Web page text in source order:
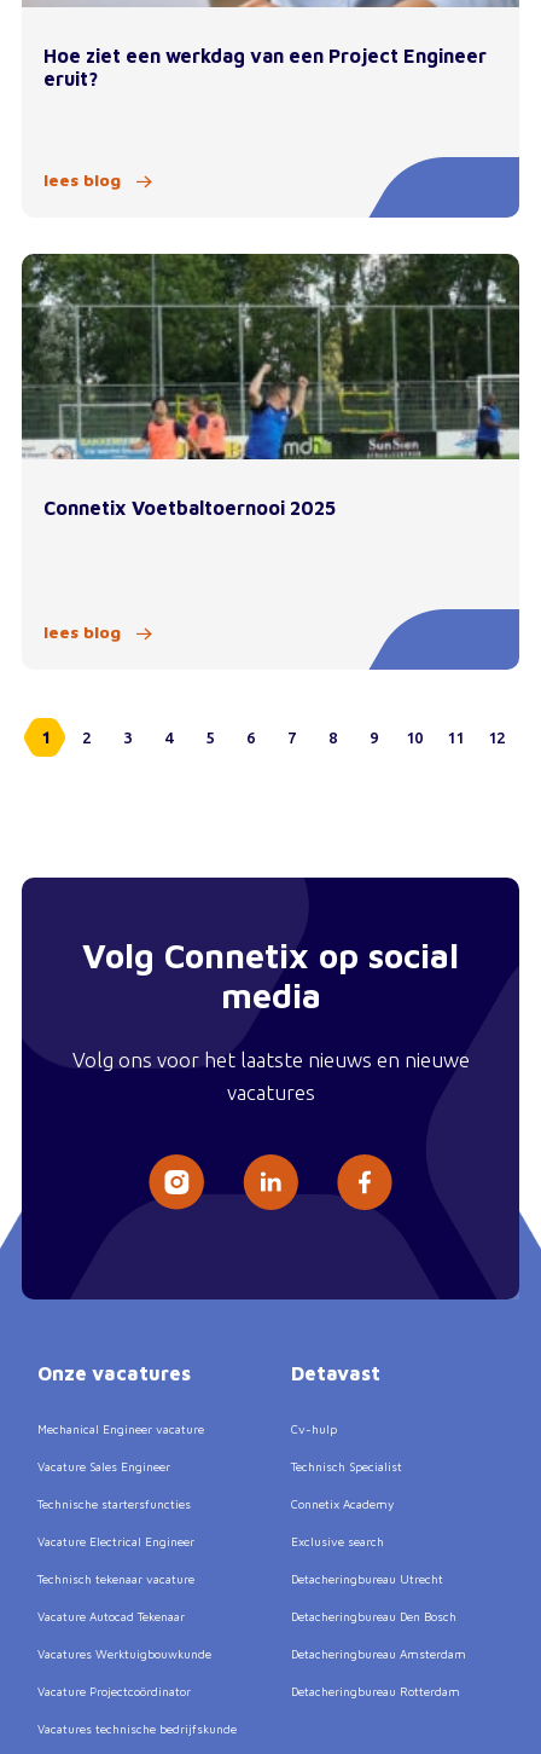
Hoe ziet een werkdag van een Project Engineer
eruit?
lees blog
Connetix Voetbaltoernooi 2025
lees blog
1 2 3 4 5 6 7 8 9 10 11 12
Volg Connetix op social
media
Volg ons voor het laatste nieuws en nieuwe
vacatures
Onze vacatures
Mechanical Engineer vacature
Vacature Sales Engineer
Technische startersfuncties
Vacature Electrical Engineer
Technisch tekenaar vacature
Vacature Autocad Tekenaar
Vacatures Werktuigbouwkunde
Vacature Projectcoördinator
Vacatures technische bedrijfskunde
Detavast
Cv-hulp
Technisch Specialist
Connetix Academy
Exclusive search
Detacheringbureau Utrecht
Detacheringbureau Den Bosch
Detacheringbureau Amsterdam
Detacheringbureau Rotterdam